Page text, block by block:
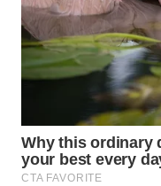
LPKKI
LKKI
PORTAL
KONSUMEN